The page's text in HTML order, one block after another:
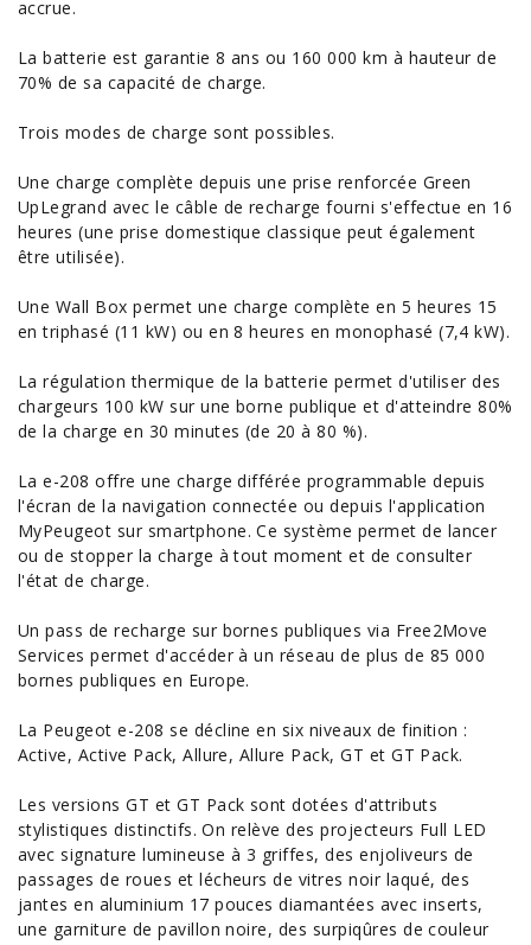
accrue.
La batterie est garantie 8 ans ou 160 000 km à hauteur de
70% de sa capacité de charge.
Trois modes de charge sont possibles.
Une charge complète depuis une prise renforcée Green
UpLegrand avec le câble de recharge fourni s'effectue en 16
heures (une prise domestique classique peut également
être utilisée).
Une Wall Box permet une charge complète en 5 heures 15
en triphasé (11 kW) ou en 8 heures en monophasé (7,4 kW).
La régulation thermique de la batterie permet d'utiliser des
chargeurs 100 kW sur une borne publique et d'atteindre 80%
de la charge en 30 minutes (de 20 à 80 %).
La e-208 offre une charge différée programmable depuis
l'écran de la navigation connectée ou depuis l'application
MyPeugeot sur smartphone. Ce système permet de lancer
ou de stopper la charge à tout moment et de consulter
l'état de charge.
Un pass de recharge sur bornes publiques via Free2Move
Services permet d'accéder à un réseau de plus de 85 000
bornes publiques en Europe.
La Peugeot e-208 se décline en six niveaux de finition :
Active, Active Pack, Allure, Allure Pack, GT et GT Pack.
Les versions GT et GT Pack sont dotées d'attributs
stylistiques distinctifs. On relève des projecteurs Full LED
avec signature lumineuse à 3 griffes, des enjoliveurs de
passages de roues et lécheurs de vitres noir laqué, des
jantes en aluminium 17 pouces diamantées avec inserts,
une garniture de pavillon noire, des surpiqûres de couleur